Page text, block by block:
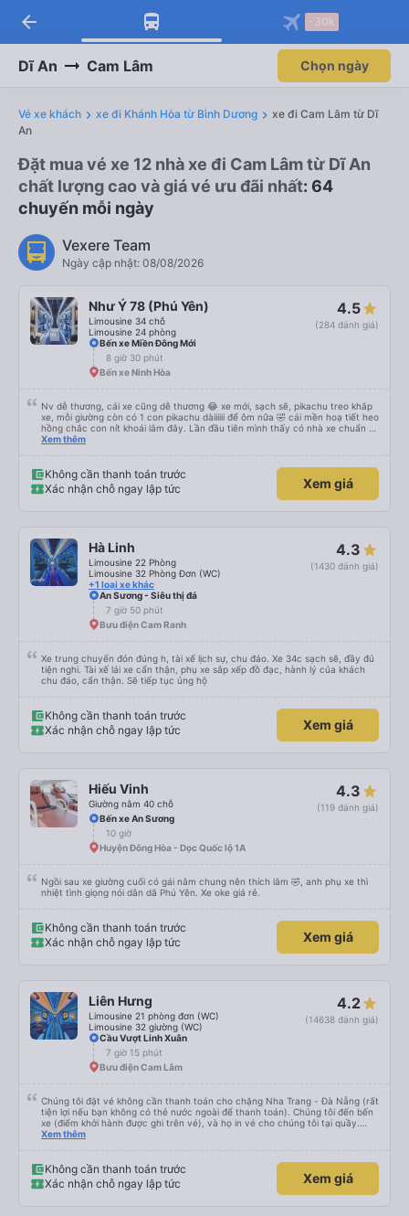
arrow_back -30k
Dĩ An Cam Lâm Chọn ngày
Vé xe khách xe đi Khánh Hòa từ Bình Dương
xe đi Cam Lâm từ Dĩ
An
Đặt mua vé xe 12 nhà xe đi Cam Lâm từ Dĩ An
chất lượng cao và giá vé ưu đãi nhất: 64
chuyến mỗi ngày
Vexere Team
Ngày cập nhật: 08/08/2026
Như Ý 78 (Phú Yên)
Limousine 34 chỗ
Limousine 24 phòng
4.5
(284 đánh giá)
Bến xe Miền Đông Mới
8 giờ 30 phút
Bến xe Ninh Hòa
Nv dễ thương, cái xe cũng dễ thương 😂 xe mới, sạch sẽ, pikachu treo khắp
xe, mỗi giường còn có 1 con pikachu dàiiiiii để ôm nữa 🤣 cái mền hoạ tiết heo
hồng chắc con nít khoái lắm đây. Lần đầu tiên mình thấy có nhà xe chuẩn bị
cả bàn chải đánh răng. Có 2 ông bà cụ lên xe còn được nv dẫn tới tận nơi để
Xem thêm
Không cần thanh toán trước
Xác nhận chỗ ngay lập tức
Xem giá
Hà Linh
Limousine 22 Phòng
Limousine 32 Phòng Đơn (WC)
+1 loại xe khác
4.3
(1430 đánh giá)
An Sương - Siêu thị đá
7 giờ 50 phút
Bưu điện Cam Ranh
Xe trung chuyển đón đúng h, tài xế lịch sự, chu đáo. Xe 34c sạch sẽ, đầy đủ
tiện nghi. Tài xế lái xe cẩn thận, phụ xe sắp xếp đồ đạc, hành lý của khách
chu đáo, cẩn thận. Sẽ tiếp tục ủng hộ
Không cần thanh toán trước
Xác nhận chỗ ngay lập tức
Xem giá
Hiếu Vinh
Giường nằm 40 chỗ
4.3
(119 đánh giá)
Bến xe An Sương
10 giờ
Huyện Đông Hòa - Dọc Quốc lộ 1A
Ngồi sau xe giường cuối có gái nằm chung nên thích lắm 🤣, anh phụ xe thì
nhiệt tình giọng nói dân dã Phú Yên. Xe oke giá rẻ.
Không cần thanh toán trước
Xác nhận chỗ ngay lập tức
Xem giá
Liên Hưng
Limousine 21 phòng đơn (WC)
Limousine 32 giường (WC)
4.2
(14638 đánh giá)
Cầu Vượt Linh Xuân
7 giờ 15 phút
Bưu điện Cam Lâm
Chúng tôi đặt vé không cần thanh toán cho chặng Nha Trang - Đà Nẵng (rất
tiện lợi nếu bạn không có thẻ nước ngoài để thanh toán). Chúng tôi đến bến
xe (điểm khởi hành được ghi trên vé), và họ in vé cho chúng tôi tại quầy.
Chúng tôi cũng quyết định mua vé chiều về trực tiếp tại quầy, vì giá vé trên
ấm hoặc áo khoác mỏng, vì thỉnh thoảng trời khá lạnh, và chăn mền thì hơi
cũ, nhưng vẫn có sẵn. Cổng USB để sạc điện thoại hoạt động tốt, và có giấy
vệ sinh. Mọi thứ khá sạch sẽ. Chúng tôi trở về từ Đà Nẵng (bến xe Đà Nẵng,
Xem thêm
Không cần thanh toán trước
Xác nhận chỗ ngay lập tức
Xem giá